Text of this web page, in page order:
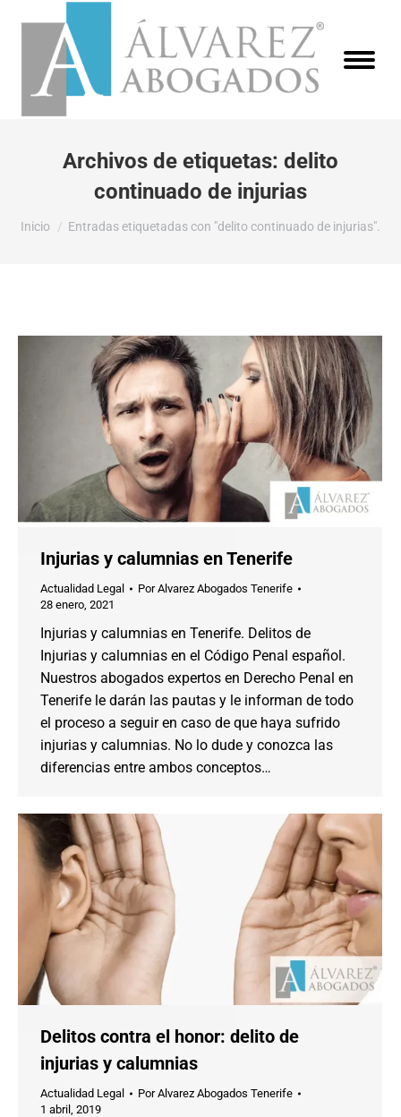
Archivos de etiquetas: delito
continuado de injurias
Estás aquí:
Inicio Entradas etiquetadas con "delito continuado de injurias".
Injurias y calumnias en Tenerife
Actualidad Legal PorAlvarez Abogados Tenerife
28 enero, 2021
Injurias y calumnias en Tenerife. Delitos de
Injurias y calumnias en el Código Penal español.
Nuestros abogados expertos en Derecho Penal en
Tenerife le darán las pautas y le informan de todo
el proceso a seguir en caso de que haya sufrido
injurias y calumnias. No lo dude y conozca las
diferencias entre ambos conceptos…
Delitos contra el honor: delito de
injurias y calumnias
Actualidad Legal PorAlvarez Abogados Tenerife
1 abril, 2019